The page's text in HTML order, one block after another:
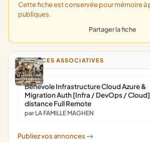
Cette fiche est conservée pour mémoire à partir des données
publiques.
Partager la fiche
ANNONCES ASSOCIATIVES
Bénévole Infrastructure Cloud Azure &
Migration Auth [Infra / DevOps /
distance Full Remote
par LA FAMILLE MAGHEN
Publiez vos annonces ->